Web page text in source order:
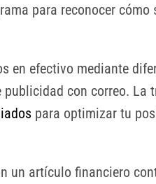
para reconocer cómo
en efectivo mediante
con correo. La
para optimizar tu
un artículo financiero